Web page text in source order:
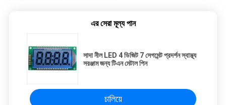
এর সেরা মূল্য পান
সাদা নীল LED 4 ডিজিট 7 সেগমেন্ট প্রদর্শন স্বাস্থ্য
সরঞ্জাম জন্য টিএন মেটাল পিন
চালিয়ে